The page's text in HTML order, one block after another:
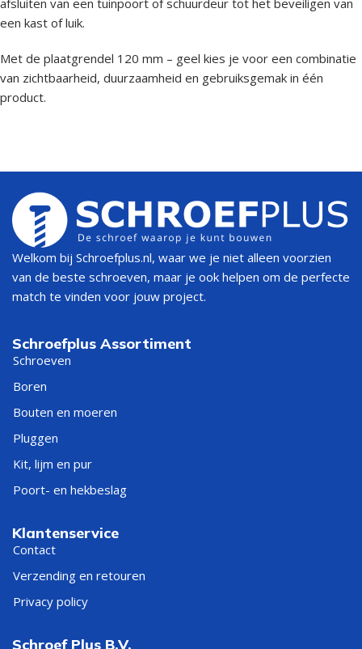
een kast of luik.
Met de plaatgrendel 120 mm – geel kies je voor een combinatie
van zichtbaarheid, duurzaamheid en gebruiksgemak in één
product.
Welkom bij Schroefplus.nl, waar we je niet alleen voorzien
van de beste schroeven, maar je ook helpen om de perfecte
match te vinden voor jouw project.
Schroefplus Assortiment
Schroeven
Boren
Bouten en moeren
Pluggen
Kit, lijm en pur
Poort- en hekbeslag
Klantenservice
Contact
Verzending en retouren
Privacy policy
Schroef Plus B.V.